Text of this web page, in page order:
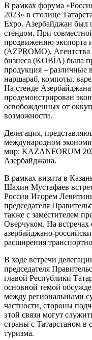
В рамках форума
2023» в столице
Expo. Азербайджан был
стендом. При
продвижению экспорта
(AZPROMO), Агентства
бизнеса (KOBİA) была
продукция – различные
наршараб, компоты,
На стенде
продемонстрирован
освобожденных от
возможности.
Делегация,
международном
мир: KAZANFORUM
Азербайджана.
В рамках визита в
Шахин Мустафаев
России Игорем
председателя
также с заместителем
Оверчуком. На встречах
азербайджано-
расширения
В ходе встречи
председателя
главой Республики
основной темой
между региональными
частности, стороны
этой связи могут
страны с Татарстаном в
туризма.